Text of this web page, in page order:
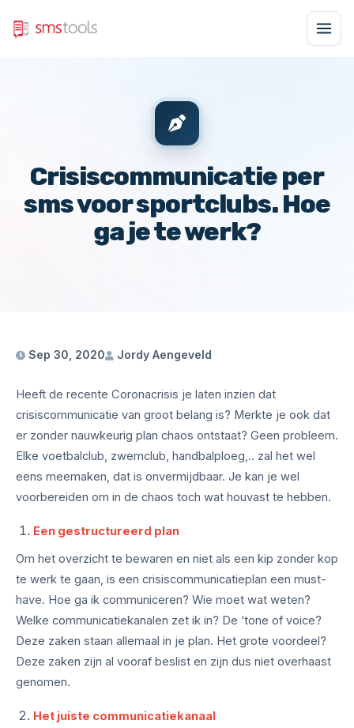
Crisiscommunicatie per
sms voor sportclubs. Hoe
ga je te werk?
Sep 30, 2020 Jordy Aengeveld
Heeft de recente Coronacrisis je laten inzien dat
crisiscommunicatie van groot belang is? Merkte je ook dat
er zonder nauwkeurig plan chaos ontstaat? Geen probleem.
Elke voetbalclub, zwemclub, handbalploeg,.. zal het wel
eens meemaken, dat is onvermijdbaar. Je kan je wel
voorbereiden om in de chaos toch wat houvast te hebben.
Een gestructureerd plan
Om het overzicht te bewaren en niet als een kip zonder kop
te werk te gaan, is een crisiscommunicatieplan een must-
have. Hoe ga ik communiceren? Wie moet wat weten?
Welke communicatiekanalen zet ik in? De ‘tone of voice?
Deze zaken staan allemaal in je plan. Het grote voordeel?
Deze zaken zijn al vooraf beslist en zijn dus niet overhaast
genomen.
Het juiste communicatiekanaal